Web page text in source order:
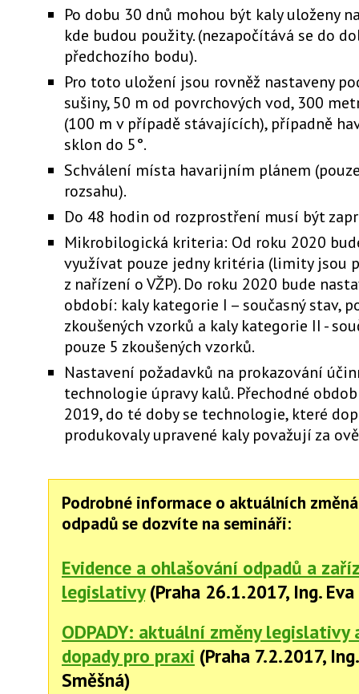
Po dobu 30 dnů mohou být kaly uloženy
kde budou použity. (nezapočítává se do
předchozího bodu).
Pro toto uložení jsou rovněž nastaveny
sušiny, 50 m od povrchových vod, 300
(100 m v případě stávajících), případně
sklon do 5°.
Schválení místa havarijním plánem
rozsahu).
Do 48 hodin od rozprostření musí být
Mikrobilogická kriteria: Od roku 2020
využívat pouze jedny kritéria (limity jsou
z nařízení o VŽP). Do roku 2020 bude
období: kaly kategorie I – současný stav,
zkoušených vzorků a kaly kategorie II -
pouze 5 zkoušených vzorků.
Nastavení požadavků na prokazování
technologie úpravy kalů. Přechodné
2019, do té doby se technologie, které
produkovaly upravené kaly považují za
Podrobné informace o aktuálních
odpadů se dozvíte na semináři:
Evidence a ohlašování odpadů a
legislativy (Praha 26.1.2017, Ing.
ODPADY: aktuální změny legislativy
dopady pro praxi (Praha 7.2.2017,
Směšná)